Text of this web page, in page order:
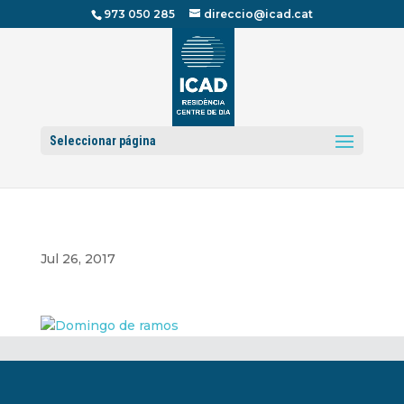
973 050 285 direccio@icad.cat
Seleccionar página
Jul 26, 2017